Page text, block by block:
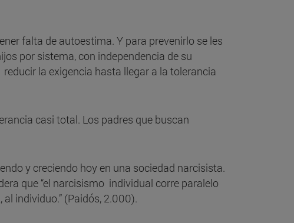
falta de autoestima. Y para prevenirlo se les
por sistema, con independencia de su
la exigencia hasta llegar a la tolerancia
casi total. Los padres que buscan
y creciendo hoy en una sociedad narcisista.
que “el narcisismo individual corre paralelo
individuo.” (Paidós, 2.000).